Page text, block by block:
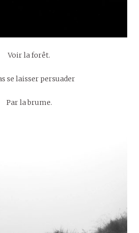
Voir la forêt.
se laisser persuader
Par la brume.